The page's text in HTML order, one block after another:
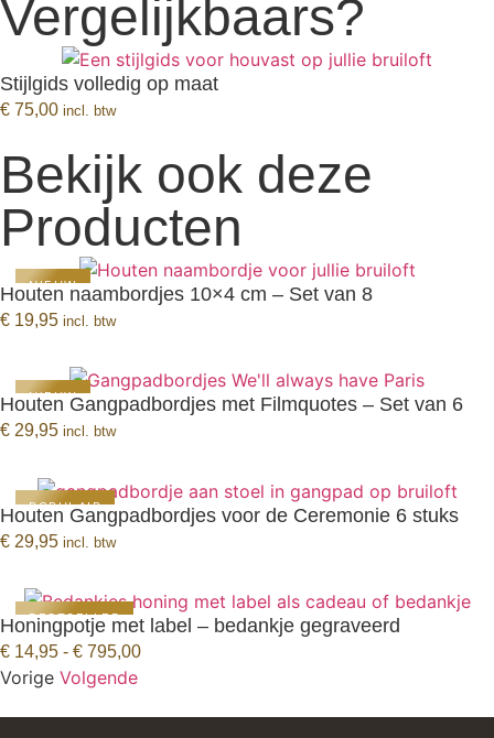
Vergelijkbaars?
Stijlgids volledig op maat
€ 75,00 incl. btw
Bekijk ook deze
Producten
NIEUW
Houten naambordjes 10×4 cm – Set van 8
€ 19,95 incl. btw
NIEUW
Houten Gangpadbordjes met Filmquotes – Set van 6
€ 29,95 incl. btw
POPULAIR
Houten Gangpadbordjes voor de Ceremonie 6 stuks
€ 29,95 incl. btw
BESTSELLER
Honingpotje met label – bedankje gegraveerd
€ 14,95 - € 795,00
Vorige Volgende